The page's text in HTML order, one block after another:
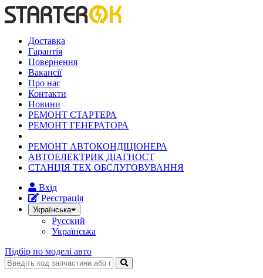
Доставка
Гарантія
Повернення
Вакансії
Про нас
Контакти
Новини
РЕМОНТ СТАРТЕРА
РЕМОНТ ГЕНЕРАТОРА
РЕМОНТ АВТОКОНДІЦІОНЕРА
АВТОЕЛЕКТРИК ДІАГНОСТ
СТАНЦІЯ ТЕХ ОБСЛУГОВУВАННЯ
Вхід
Реєстрація
Українська
Русский
Українська
Підбір по моделі авто